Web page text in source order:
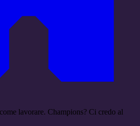
lavorare. Champions? Ci credo al